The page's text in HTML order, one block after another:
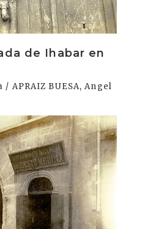
de Ihabar en
/ APRAIZ BUESA, Angel